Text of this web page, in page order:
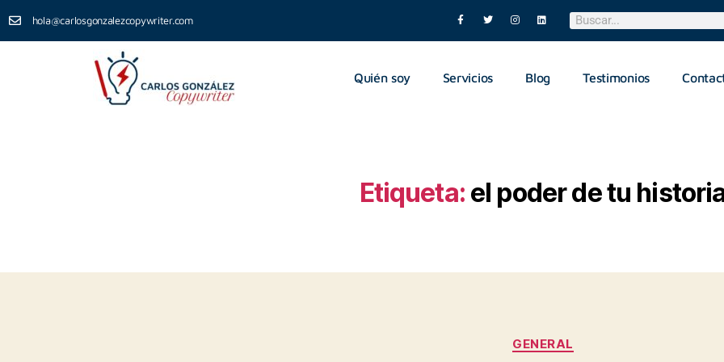
hola@carlosgonzalezcopywriter.com
Quién soy Servicios Blog Testimonios
Etiqueta: el poder de tu
GENERAL